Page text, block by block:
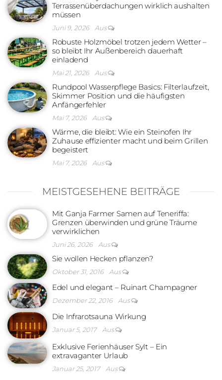
Terrassenüberdachungen wirklich aushalten
müssen
Juni 9, 2026 Aus
Robuste Holzmöbel trotzen jedem Wetter –
so bleibt Ihr Außenbereich dauerhaft
einladend
Mai 21, 2026 Aus
Rundpool Wasserpflege Basics: Filterlaufzeit,
Skimmer Position und die häufigsten
Anfängerfehler
Mai 7, 2026 Aus
Wärme, die bleibt: Wie ein Steinofen Ihr
Zuhause effizienter macht und beim Grillen
begeistert
Mai 7, 2026 Aus
MEISTGESEHENE BEITRÄGE
Mit Ganja Farmer Samen auf Teneriffa:
Grenzen überwinden und grüne Träume
verwirklichen
Juni 26, 2026 Aus
Sie wollen Hecken pflanzen?
Oktober 31, 2016 Aus
Edel und elegant – Ruinart Champagner
Dezember 22, 2016 Aus
Die Infrarotsauna Wirkung
Januar 5, 2017 Aus
Exklusive Ferienhäuser Sylt – Ein
extravaganter Urlaub
Januar 25, 2017 Aus